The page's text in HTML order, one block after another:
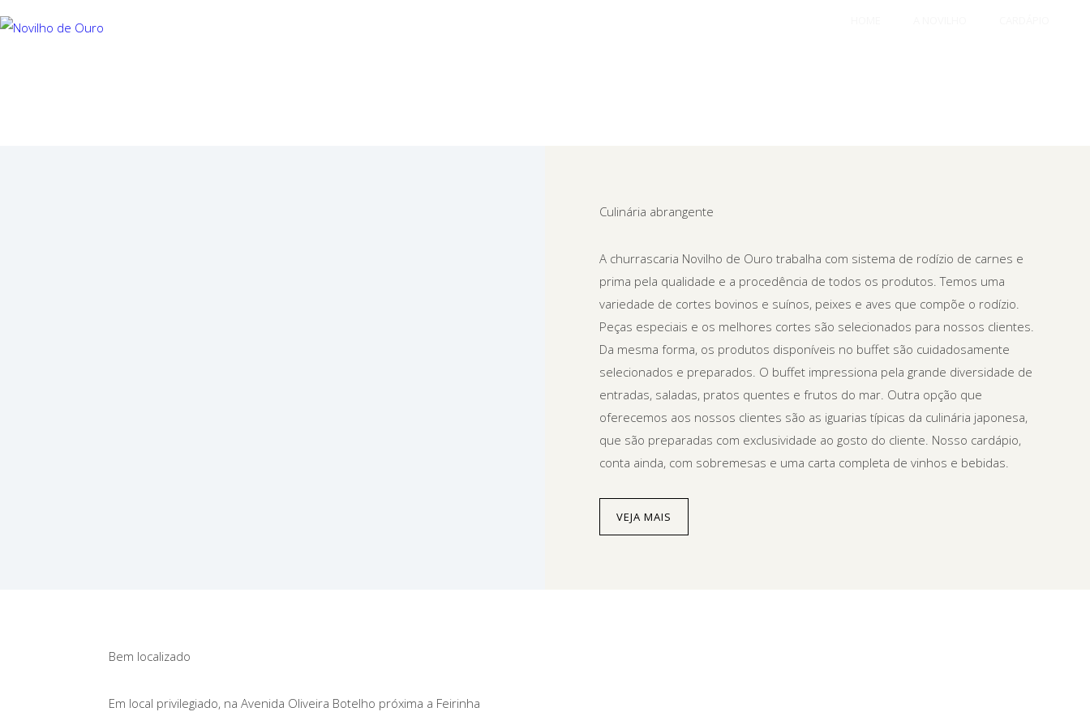
Culinária abrangente
A churrascaria Novilho de Ouro trabalha com sistema de rodízio de carnes e
prima pela qualidade e a procedência de todos os produtos. Temos uma
variedade de cortes bovinos e suínos, peixes e aves que compõe o rodízio.
Peças especiais e os melhores cortes são selecionados para nossos clientes.
Da mesma forma, os produtos disponíveis no buffet são cuidadosamente
selecionados e preparados. O buffet impressiona pela grande diversidade de
entradas, saladas, pratos quentes e frutos do mar. Outra opção que
oferecemos aos nossos clientes são as iguarias típicas da culinária japonesa,
que são preparadas com exclusividade ao gosto do cliente. Nosso cardápio,
conta ainda, com sobremesas e uma carta completa de vinhos e bebidas.
VEJA MAIS
Bem localizado
Em local privilegiado, na Avenida Oliveira Botelho próxima a Feirinha